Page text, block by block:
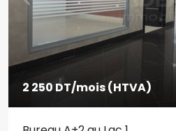
2 250 DT/mois (HTVA)